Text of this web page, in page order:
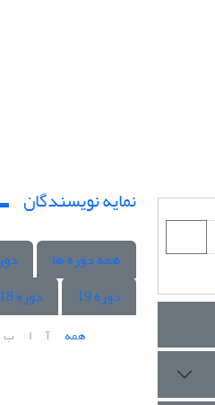
نمایه نویسندگان
همه دوره ها
دوره 19
دوره 18
همه آ ا ب